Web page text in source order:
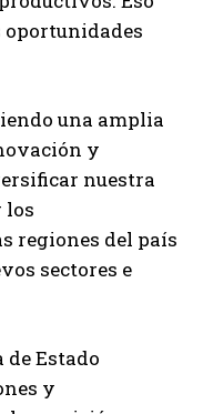
una amplia
y
nuestra
los
regiones del país
sectores e
de Estado
y